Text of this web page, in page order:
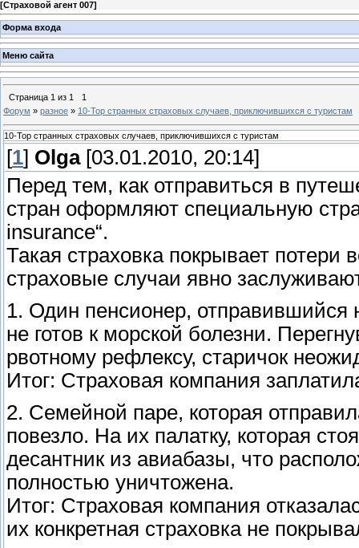
[Страховой агент 007]
Форма входа
Меню сайта
Страница 1 из 1
1
Форум » разное » 10-Top странных страховых случаев, приключившихся с туристам
10-Top странных страховых случаев, приключившихся с туристам
[1] Olga[03.01.2010, 20:14]
Перед тем, как отправиться в
стран оформляют специальную
insurance“.
Такая страховка покрывает
страховые случаи явно
1. Один пенсионер, отправившийся
не готов к морской болезни.
рвотному рефлексу, старичок
Итог: Страховая компания
2. Семейной паре, которая
повезло. На их палатку, которая
десантник из авиабазы, что
полностью уничтожена.
Итог: Страховая компания
их конкретная страховка не